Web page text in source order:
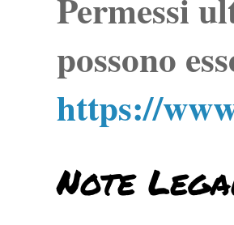
Permessi
possono
https://
Note